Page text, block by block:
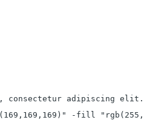
consectetur adipiscing
-fill